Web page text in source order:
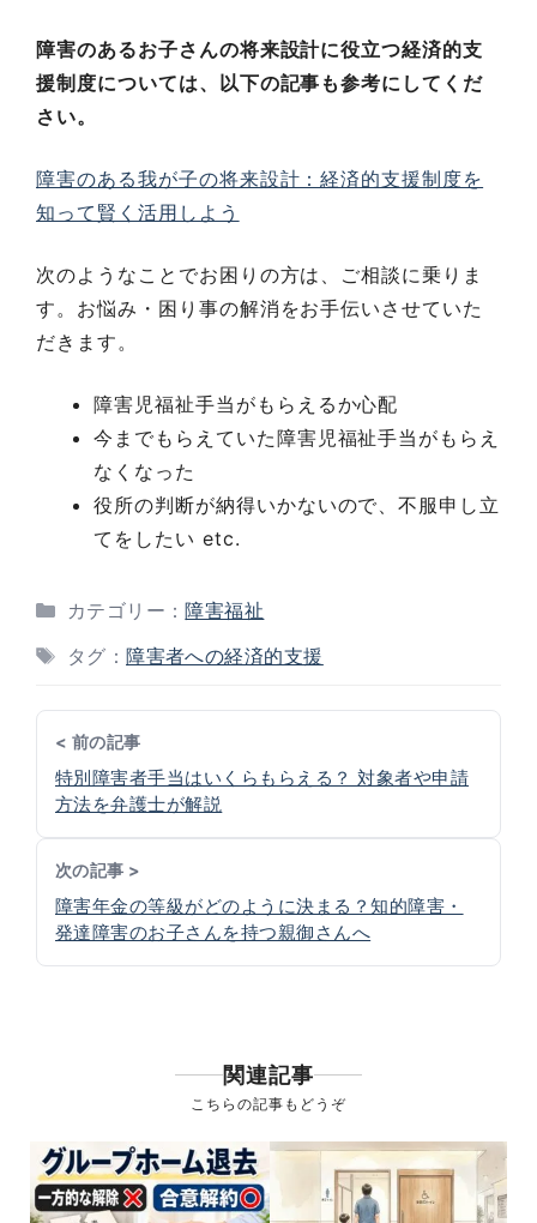
障害のあるお子さんの将来設計に役立つ経済的支
援制度については、以下の記事も参考にしてくだ
さい。
障害のある我が子の将来設計：経済的支援制度を
知って賢く活用しよう
次のようなことでお困りの方は、ご相談に乗りま
す。お悩み・困り事の解消をお手伝いさせていた
だきます。
障害児福祉手当がもらえるか心配
今までもらえていた障害児福祉手当がもらえ
なくなった
役所の判断が納得いかないので、不服申し立
てをしたい etc.
カテゴリー：障害福祉
タグ：障害者への経済的支援
< 前の記事
特別障害者手当はいくらもらえる？ 対象者や申請
方法を弁護士が解説
次の記事 >
障害年金の等級がどのように決まる？知的障害・
発達障害のお子さんを持つ親御さんへ
関連記事
こちらの記事もどうぞ